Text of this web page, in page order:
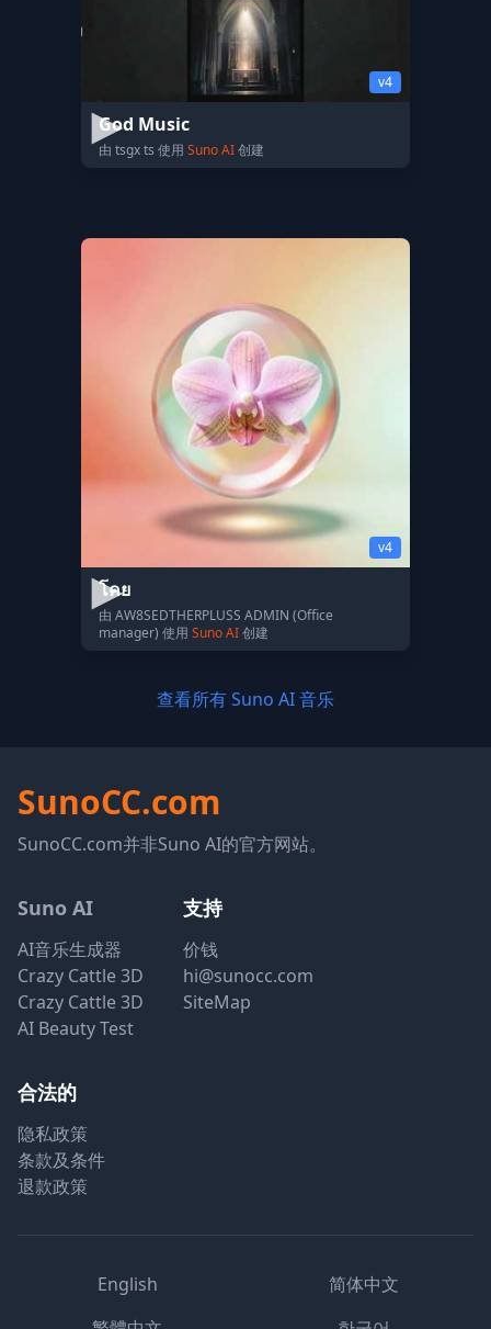
v4
God Music
由 tsgx ts 使用 Suno AI创建
v4
โคย
由 AW8SEDTHERPLUSS ADMIN (Office
manager) 使用 Suno AI创建
查看所有 Suno AI 音乐
SunoCC.com
SunoCC.com并非Suno AI的官方网站。
Suno AI
AI音乐生成器
Crazy Cattle 3D
Crazy Cattle 3D
AI Beauty Test
支持
价钱
hi@sunocc.com
SiteMap
合法的
隐私政策
条款及条件
退款政策
English
简体中文